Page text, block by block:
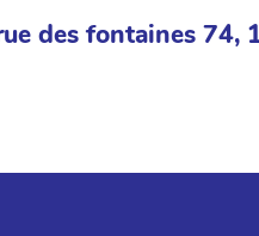
des fontaines 74,